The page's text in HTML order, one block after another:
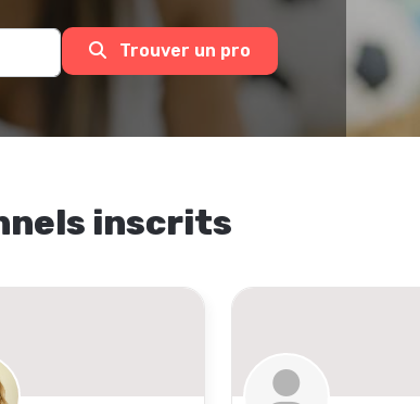
Trouver un pro
inscrits